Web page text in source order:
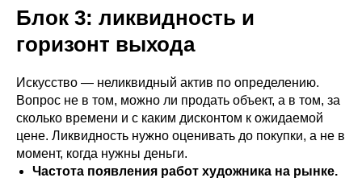
Блок 3: ликвидность и
горизонт выхода
Искусство — неликвидный актив по определению.
Вопрос не в том, можно ли продать объект, а в том, за
сколько времени и с каким дисконтом к ожидаемой
цене. Ликвидность нужно оценивать до покупки, а не в
момент, когда нужны деньги.
Частота появления работ художника на рынке.